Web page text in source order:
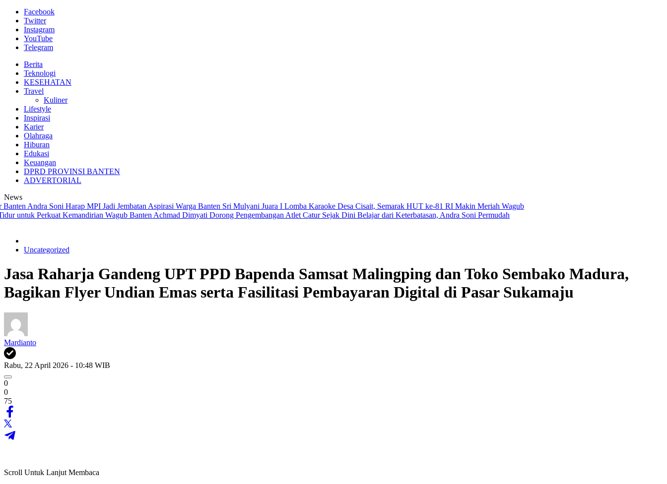
Facebook
Twitter
Instagram
YouTube
Telegram
Berita
Teknologi
KESEHATAN
Travel
Kuliner
Lifestyle
Inspirasi
Karier
Olahraga
Hiburan
Edukasi
Keuangan
DPRD PROVINSI BANTEN
ADVERTORIAL
News
Andra Soni Harap MPI Jadi Jembatan Aspirasi Warga BantenSri Mulyani Juara I Lomba Karaoke Desa Cisait, Semarak HUT ke-81 RI Makin MeriahWagub
Perkuat KemandirianWagub Banten Achmad Dimyati Dorong Pengembangan Atlet Catur Sejak DiniBelajar dari Keterbatasan, Andra Soni Permudah
Uncategorized
Jasa Raharja Gandeng UPT PPD Bapenda Samsat Malingping dan Toko Sembako Madura,
Bagikan Flyer Undian Emas serta Fasilitasi Pembayaran Digital di Pasar Sukamaju
Mardianto
Rabu, 22 April 2026 - 10:48 WIB
0
0
75
Scroll Untuk Lanjut Membaca